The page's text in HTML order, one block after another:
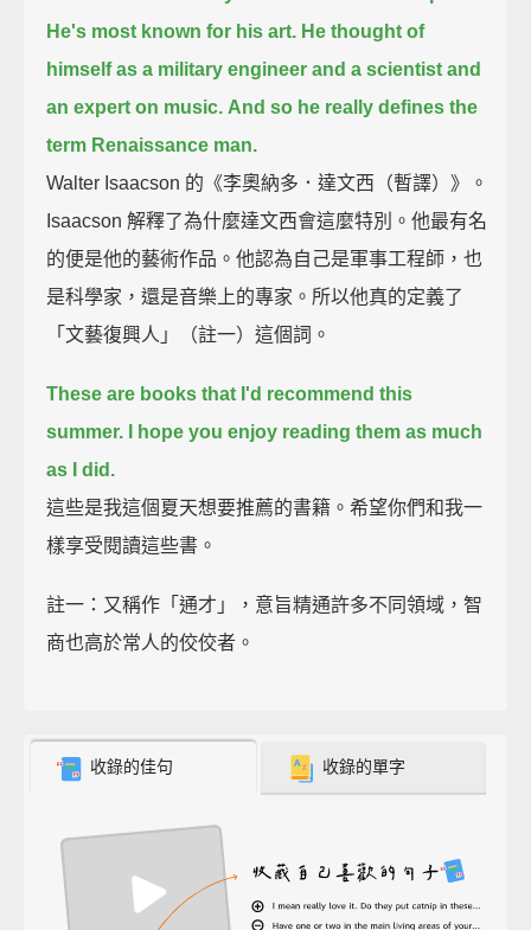
He's most known for his art. He thought of
himself as a military engineer and a scientist and
an expert on music. And so he really defines the
term Renaissance man.
Walter Isaacson 的《李奧納多．達文西（暫譯）》。
Isaacson 解釋了為什麼達文西會這麼特別。他最有名
的便是他的藝術作品。他認為自己是軍事工程師，也
是科學家，還是音樂上的專家。所以他真的定義了
「文藝復興人」（註一）這個詞。
These are books that I'd recommend this
summer.
I hope you enjoy reading them as much
as I did.
這些是我這個夏天想要推薦的書籍。希望你們和我一
樣享受閱讀這些書。
註一：又稱作「通才」，意旨精通許多不同領域，智
商也高於常人的佼佼者。
收錄的佳句 收錄的單字